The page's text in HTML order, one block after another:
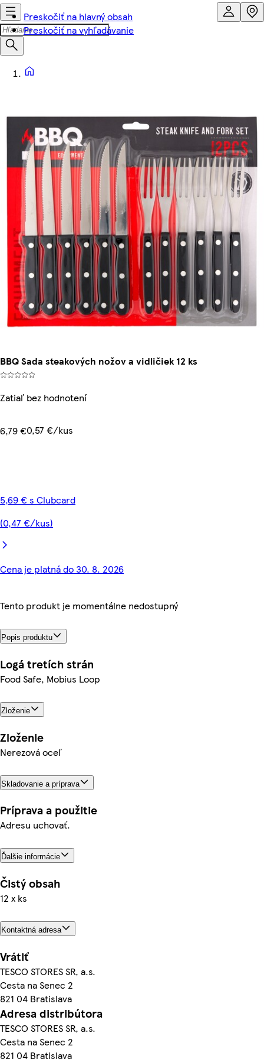
Preskočiť na hlavný obsah
Preskočiť na vyhľadávanie
BBQ Sada steakových nožov a vidličiek 12 ks
Zatiaľ bez hodnotení
6,79 €0,57 €/kus
5,69 € s Clubcard
(0,47 €/kus)
Cena je platná do 30. 8. 2026
Tento produkt je momentálne nedostupný
Popis produktu
Logá tretích strán
Food Safe, Mobius Loop
Zloženie
Zloženie
Nerezová oceľ
Skladovanie a príprava
Príprava a použitie
Adresu uchovať.
Ďalšie informácie
Čistý obsah
12 x ks
Kontaktná adresa
Vrátiť
TESCO STORES SR, a.s.
Cesta na Senec 2
821 04 Bratislava
Adresa distribútora
TESCO STORES SR, a.s.
Cesta na Senec 2
821 04 Bratislava